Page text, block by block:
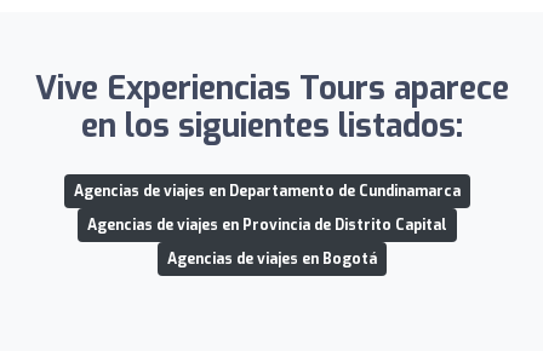
Vive Experiencias Tours aparece
en los siguientes listados:
Agencias de viajes en Departamento de Cundinamarca
Agencias de viajes en Provincia de Distrito Capital
Agencias de viajes en Bogotá